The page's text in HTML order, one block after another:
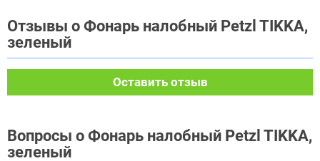
Отзывы о Фонарь налобный Petzl TIKKA,
зеленый
Оставить отзыв
Вопросы о Фонарь налобный Petzl TIKKA,
зеленый